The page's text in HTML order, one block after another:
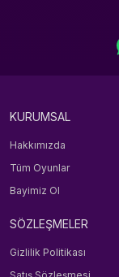
KURUMSAL
Hakkımızda
Tüm Oyunlar
Bayimiz Ol
SÖZLEŞMELER
Gizlilik Politikası